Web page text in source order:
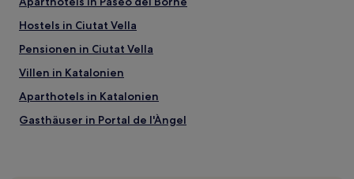
Hostels in Ciutat Vella
Pensionen in Ciutat Vella
Villen in Katalonien
Aparthotels in Katalonien
Gasthäuser in Portal de l'Àngel